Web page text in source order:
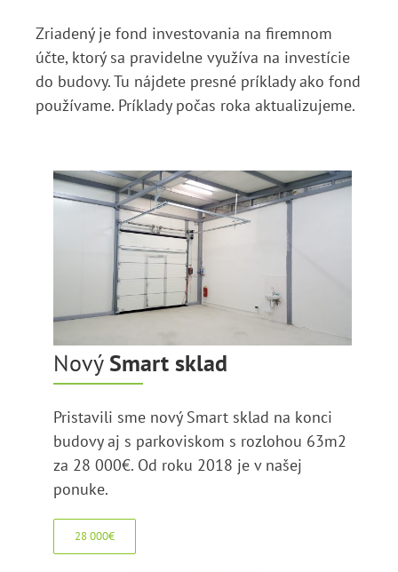
Zriadený je fond investovania na firemnom
účte, ktorý sa pravidelne využíva na investície
do budovy. Tu nájdete presné príklady ako fond
používame. Príklady počas roka aktualizujeme.
NovýSmart sklad
Pristavili sme nový Smart sklad na konci
budovy aj s parkoviskom s rozlohou 63m2
za 28 000€. Od roku 2018 je v našej
ponuke.
28 000€